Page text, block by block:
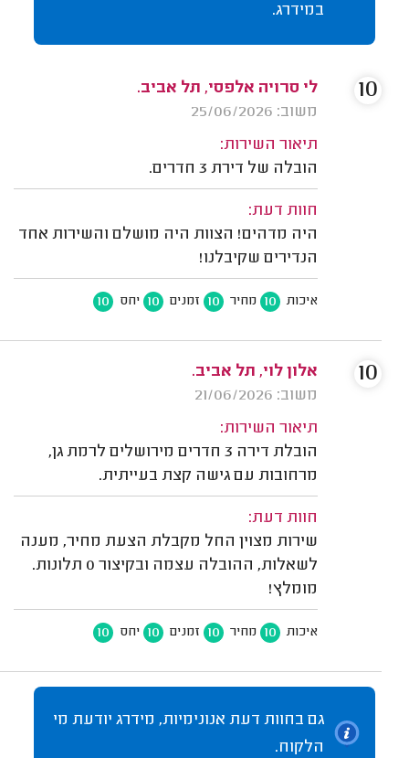
במידרג.
לי סרויה אלפסי, תל אביב.
משוב: 25/06/2026
תיאור השירות:
הובלה של דירת 3 חדרים.
חוות דעת:
היה מדהים! הצוות היה מושלם והשירות אחד
הנדירים שקיבלנו!
איכות 10 מחיר 10 זמנים 10 יחס 10
10
אלון לוי, תל אביב.
משוב: 21/06/2026
תיאור השירות:
הובלת דירה 3 חדרים מירושלים לרמת גן,
מרחובות עם גישה קצת בעייתית.
חוות דעת:
שירות מצוין החל מקבלת הצעת מחיר, מענה
לשאלות, ההובלה עצמה ובקיצור 0 תלונות.
מומלץ!
איכות 10 מחיר 10 זמנים 10 יחס 10
10
גם בחוות דעת אנונימיות, מידרג יודעת מי
הלקוח.